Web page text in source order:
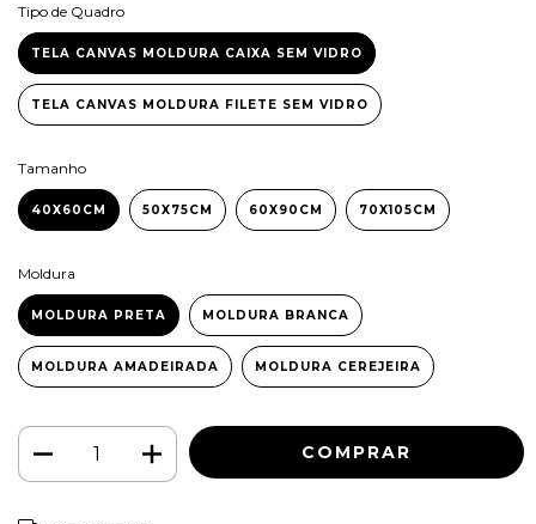
Tipo de Quadro
TELA CANVAS MOLDURA CAIXA SEM VIDRO
TELA CANVAS MOLDURA FILETE SEM VIDRO
Tamanho
40X60CM 50X75CM 60X90CM 70X105CM
Moldura
MOLDURA PRETA MOLDURA BRANCA
MOLDURA AMADEIRADA MOLDURA CEREJEIRA